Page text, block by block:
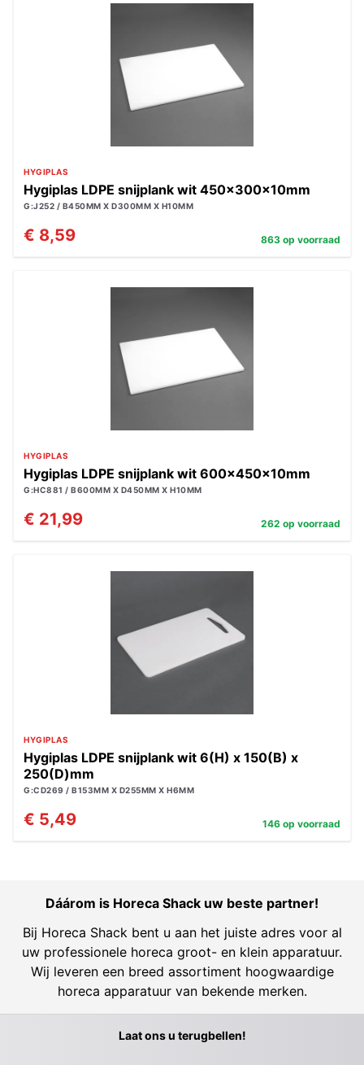
HYGIPLAS
Hygiplas LDPE snijplank wit 450x300x10mm
G:J252 / B450MM X D300MM X H10MM
€ 8,59 863 op voorraad
HYGIPLAS
Hygiplas LDPE snijplank wit 600x450x10mm
G:HC881 / B600MM X D450MM X H10MM
€ 21,99 262 op voorraad
HYGIPLAS
Hygiplas LDPE snijplank wit 6(H) x 150(B) x
250(D)mm
G:CD269 / B153MM X D255MM X H6MM
€ 5,49 146 op voorraad
Dáárom is Horeca Shack uw beste partner!
Bij Horeca Shack bent u aan het juiste adres voor al
uw professionele horeca groot- en klein apparatuur.
Wij leveren een breed assortiment hoogwaardige
horeca apparatuur van bekende merken.
Laat ons u terugbellen!